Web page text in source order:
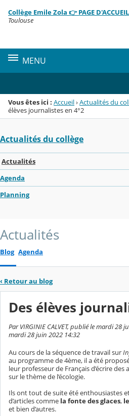
Menu de la rubrique
Contenu
Collège Emile Zola 👉 PAGE
Toulouse
MENU
Vous êtes ici : Accueil›Actualités du
élèves journalistes en 4°2
Actualités du collège
Actualités
Agenda
Planning
Actualités
Blog Agenda
‹ Retour au blog
Des élèves
Par VIRGINIE CALVET, publié le mardi 28
mardi 28 juin 2022 14:32
Au cours de la séquence de travail sur
au programme de 4ème, il a été
leur professeur de Français d’écrire
sur le thème de l’écologie.
Ils ont tout de suite été enthousiastes
d’articles comme la fonte des glaces,
et bien d’autres.